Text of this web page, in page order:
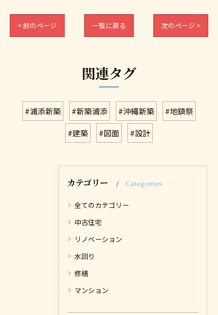
< 前のページ 一覧に戻る 次のページ >
関連タグ
#浦添新築 #新築浦添 #沖縄新築
#地鎮祭
#建築
#図面 #設計
カテゴリー Categories
全てのカテゴリー
中古住宅
リノベーション
水回り
修繕
マンション